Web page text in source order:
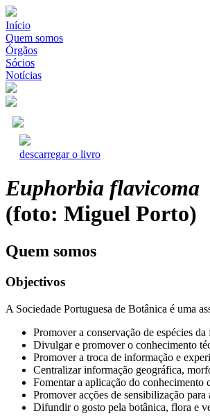
Início
Quem somos
Órgãos
Sócios
Notícias
descarregar o livro
Euphorbia flavicoma
(foto: Miguel Porto)
Quem somos
Objectivos
A Sociedade Portuguesa de Botânica é uma
Promover a conservação de espécies da
Divulgar e promover o conhecimento
Promover a troca de informação e
Centralizar informação geográfica,
Fomentar a aplicação do conhecimento
Promover acções de sensibilização
Difundir o gosto pela botânica, flora e